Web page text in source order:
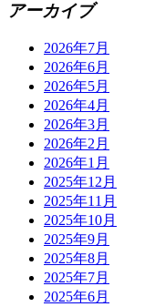
アーカイブ
2026年7月
2026年6月
2026年5月
2026年4月
2026年3月
2026年2月
2026年1月
2025年12月
2025年11月
2025年10月
2025年9月
2025年8月
2025年7月
2025年6月